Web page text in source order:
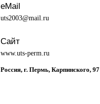
eMail
uts2003@mail.ru
Сайт
www.uts-perm.ru
Россия, г. Пермь, Карпинского, 97